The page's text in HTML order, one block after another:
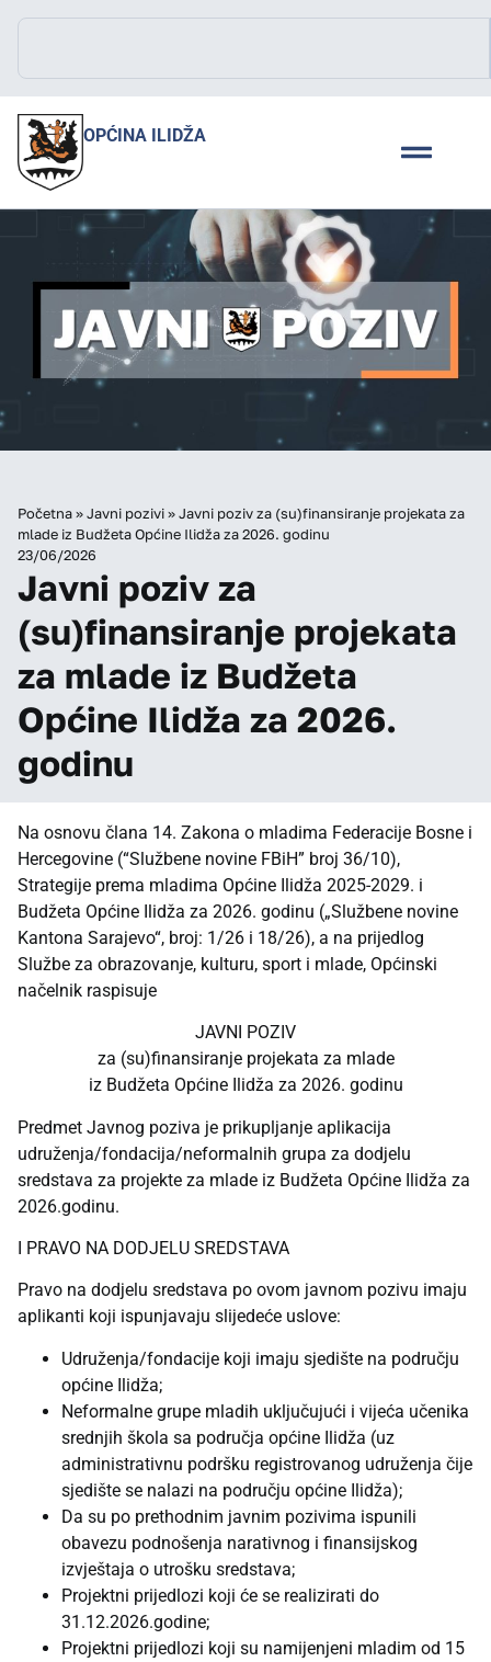
OPĆINA ILIDŽA
Početna»Javni pozivi»Javni poziv za (su)finansiranje projekata za
mlade iz Budžeta Općine Ilidža za 2026. godinu
23/06/2026
Javni poziv za
(su)finansiranje projekata
za mlade iz Budžeta
Općine Ilidža za 2026.
godinu
Na osnovu člana 14. Zakona o mladima Federacije Bosne i
Hercegovine (“Službene novine FBiH” broj 36/10),
Strategije prema mladima Općine Ilidža 2025-2029. i
Budžeta Općine Ilidža za 2026. godinu („Službene novine
Kantona Sarajevo“, broj: 1/26 i 18/26), a na prijedlog
Službe za obrazovanje, kulturu, sport i mlade, Općinski
načelnik raspisuje
JAVNI POZIV
za (su)finansiranje projekata za mlade
iz Budžeta Općine Ilidža za 2026. godinu
Predmet Javnog poziva je prikupljanje aplikacija
udruženja/fondacija/neformalnih grupa za dodjelu
sredstava za projekte za mlade iz Budžeta Općine Ilidža za
2026.godinu.
I PRAVO NA DODJELU SREDSTAVA
Pravo na dodjelu sredstava po ovom javnom pozivu imaju
aplikanti koji ispunjavaju slijedeće uslove:
Udruženja/fondacije koji imaju sjedište na području
općine Ilidža;
Neformalne grupe mladih uključujući i vijeća učenika
srednjih škola sa područja općine Ilidža (uz
administrativnu podršku registrovanog udruženja čije
sjedište se nalazi na području općine Ilidža);
Da su po prethodnim javnim pozivima ispunili
obavezu podnošenja narativnog i finansijskog
izvještaja o utrošku sredstava;
Projektni prijedlozi koji će se realizirati do
31.12.2026.godine;
Projektni prijedlozi koji su namijenjeni mladim od 15